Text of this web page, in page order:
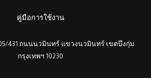
คู่มือการใช้งาน
431 ถนนนวมินทร์ แขวงนวมินทร์ เขตบึงกุ่ม
กรุงเทพฯ 10230